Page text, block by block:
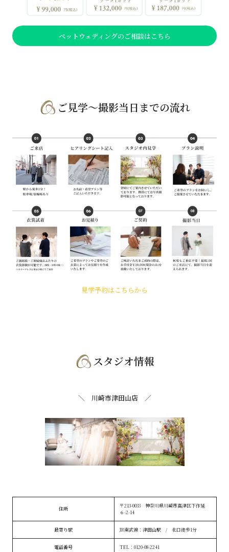
ペットウェディングのご相談はこちら
ご見学～撮影当日までの流れ
見学予約はこちらから
スタジオ情報
＼ 川崎市津田山店 ／
住所
〒213-0033 神奈川県川崎市高津区下作延
６-2-14
最寄り駅 JR南武線：津田山駅 / 北口徒歩1分
電話番号 TEL：0120-08-2241